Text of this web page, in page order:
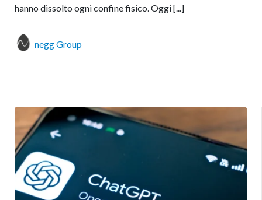
hanno dissolto ogni confine fisico. Oggi [...]
negg Group